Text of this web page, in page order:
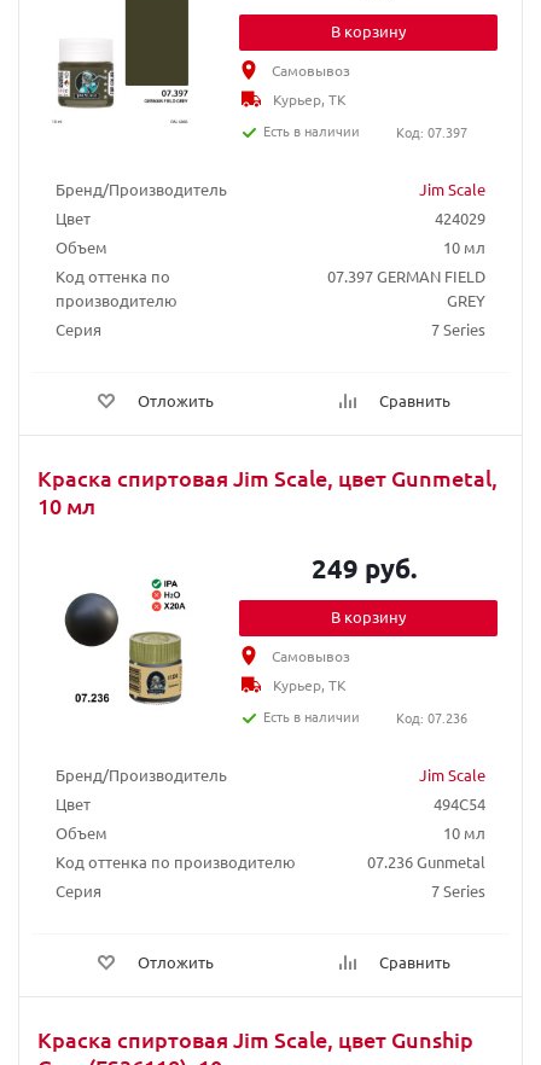
Бренд/Производитель
Jim Scale
Цвет
424029
Объем
10 мл
Код оттенка по
производителю
07.397 GERMAN FIELD
GREY
Серия
7 Series
Отложить Сравнить
В корзину
Самовывоз
Курьер, ТК
Есть в наличии
Код: 07.397
Краска спиртовая Jim Scale, цвет Gunmetal,
10 мл
Бренд/Производитель
Jim Scale
Цвет
494C54
Объем
10 мл
Код оттенка по производителю
07.236 Gunmetal
Серия
7 Series
Отложить Сравнить
249 руб.
В корзину
Самовывоз
Курьер, ТК
Есть в наличии
Код: 07.236
Краска спиртовая Jim Scale, цвет Gunship